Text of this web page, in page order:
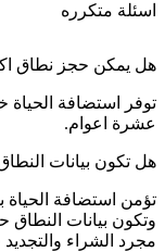
اسئلة متكرره
هل يمكن حجز نطاق
توفر استضافة الحياة
عشرة اعوام.
هل تكون بيانات
تؤمن استضافة
وتكون بيانات
مجرد الشراء